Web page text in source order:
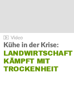
Kühe in der Krise:
LANDWIRTSCHAFT
KÄMPFT MIT
TROCKENHEIT